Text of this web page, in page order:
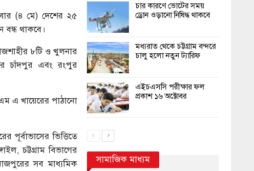
(৪ মে) দেশের ২৫
বন্ধ থাকবে।
৮টি ও খুলনার
চাঁদপুর এবং রংপুর
এ খায়েরের পাঠানো
পূর্বাভাসের ভিত্তিতে
চট্টগ্রাম বিভাগের
সব মাধ্যমিক
চার কারণে ভোটের সময়
ড্রোন ওড়ানো নিষিদ্ধ থাকবে
মধ্যরাত থেকে চট্টগ্রাম বন্দরে
চালু হলো নতুন ট্যারিফ
এইচএসসি পরীক্ষার ফল
প্রকাশ ১৬ অক্টোবর
সামাজিক মাধ্যম